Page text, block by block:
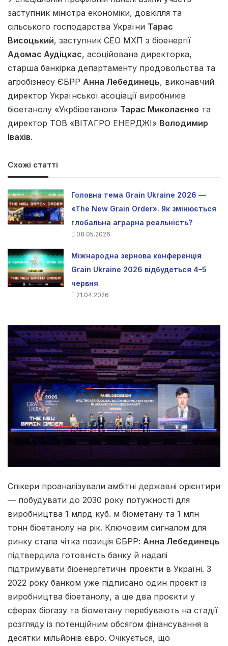
заступник міністра економіки, довкілля та
сільського господарства України Тарас
Висоцький, заступник СЕО МХП з біоенергії
Адомас Аудіцкас, асоційована директорка,
старша банкірка департаменту продовольства та
агробізнесу ЄБРР Анна Лебединець, виконавчий
директор Української асоціації виробників
біоетанолу «Укрбіоетанол» Тарас Миколаєнко та
директор ТОВ «ВІТАГРО ЕНЕРДЖІ» Володимир
Івахів.
Схожі статті
Головна тема Grain Ukraine 2026 —
«The New Grain Order». Як змінюється
глобальна аграрна реальність?
08.05.2026
Міжнародна зернова конференція
Grain Ukraine 2026 відбудеться 4–5
червня
21.04.2026
Спікери проаналізували амбітні державні орієнтири
— побудувати до 2030 року потужності для
виробництва 1 млрд куб. м біометану та 1 млн
тонн біоетанолу на рік. Ключовим сигналом для
ринку стала чітка позиція ЄБРР: Анна Лебединець
підтвердила готовність банку й надалі
підтримувати біоенергетичні проєкти в Україні. З
2022 року банком уже підписано один проєкт із
виробництва біоетанолу, а ще два проєкти у
сферах біогазу та біометану перебувають на стадії
розгляду із потенційним обсягом фінансування в
десятки мільйонів євро. Очікується, що